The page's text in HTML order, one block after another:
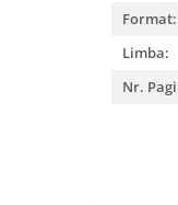
Format:
Limba:
Nr.